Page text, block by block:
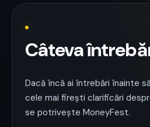
Câteva
Dacă încă ai întrebări înainte
cele mai firești clarificări
se potrivește MoneyFest.